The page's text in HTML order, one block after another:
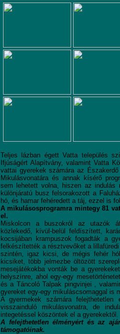
Teljes lázban égett Vatta település
Ifjúságért Alapítvány, valamint Vatta
vattai gyerekek számára az
Mikulásvonatára és annak kísérő
sem lehetett volna, hiszen az indulás
különjáratú busz felsorakozott a
hó, és hamar fehéredett a táj, ezzel is
A mikulásosprogramra mintegy 81
el.
Miskolcon a buszokról az utazók
közlekedő, kívül-belül feldíszített,
kocsijában krampuszok fogadták a
felkészítették a résztvevőket a
szintén, igaz kicsi, de mégis fehér
kicsiket, több jelmezbe öltözött
mesejátékokba vonták be a
helyszínre, ahol egy-egy
és a Táncoló Talpak pingvinjei ,
gyereket egy-egy mikuláscsomaggal is
A gyermekek számára
visszainduló mikulásvonatra, de
integetéssel köszöntek el a gyerekektől.
A felejthetetlen élményért és az
támogatóinak.